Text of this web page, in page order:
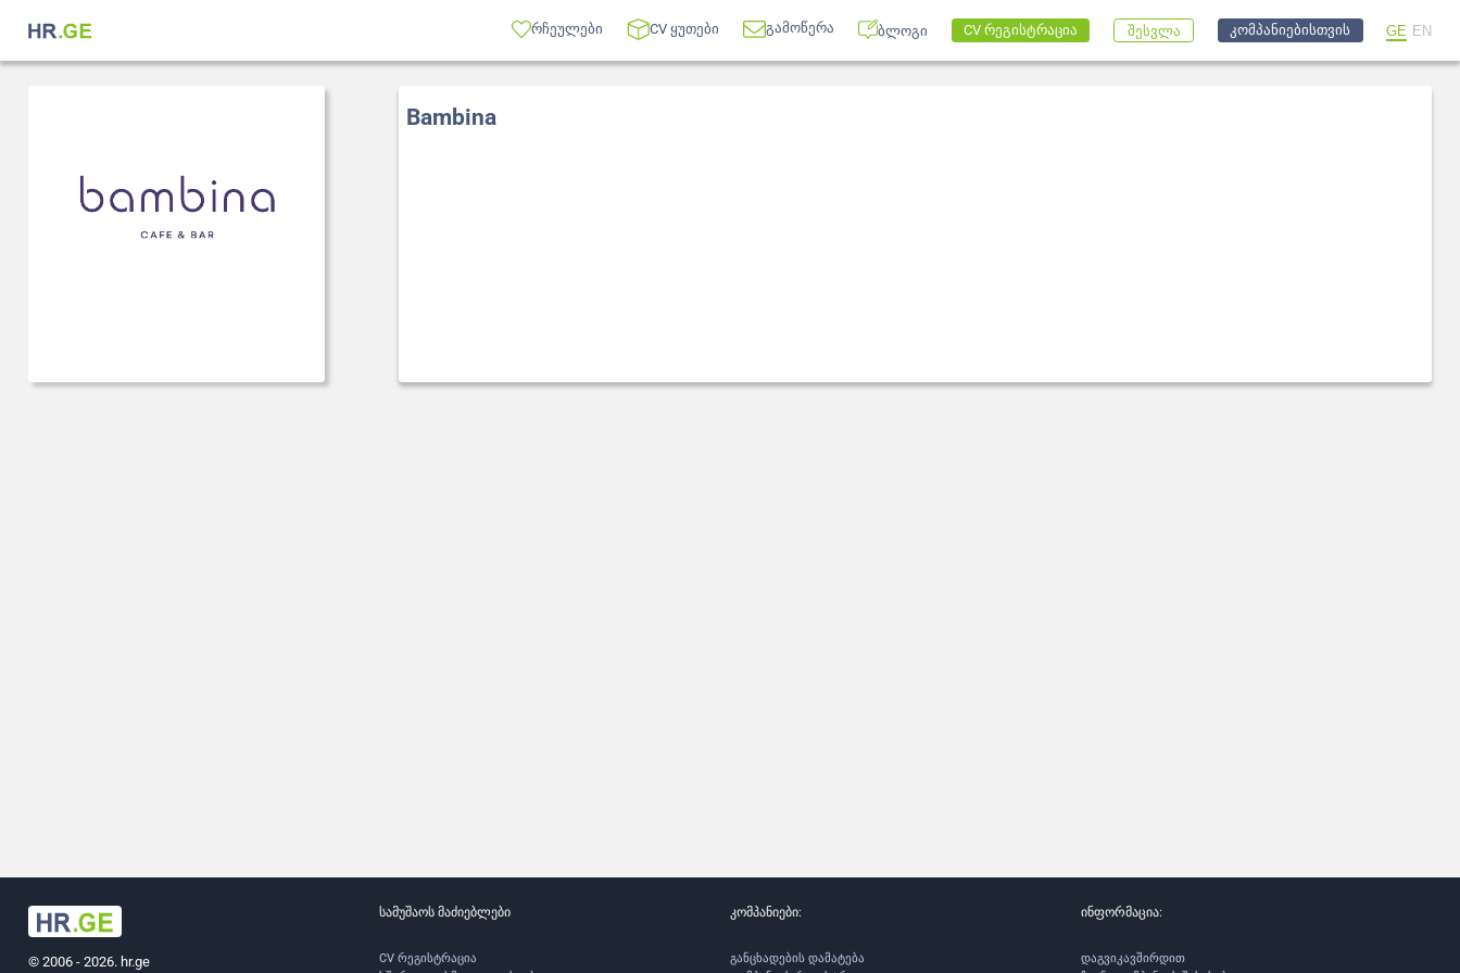
რჩეულები CV ყუთები გამოწერა ბლოგი CV რეგისტრაცია შესვლა კომპანიებისთვის GE EN
Bambina
© 2006 - 2026. hr.ge
სამუშაოს მაძიებლები
CV რეგისტრაცია
კომპანიები:
განცხადების დამატება
ინფორმაცია:
დაგვიკავშირდით